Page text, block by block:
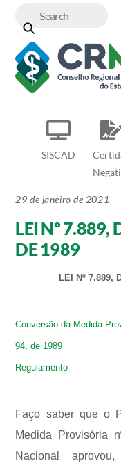
content
SISCAD
29 de janeiro de 2021
LEI Nº 7.889,
DE 1989
LEI Nº 7.889,
Conversão da Medida
94, de 1989
Regulamento
Faço saber que o
Medida Provisória
Nacional